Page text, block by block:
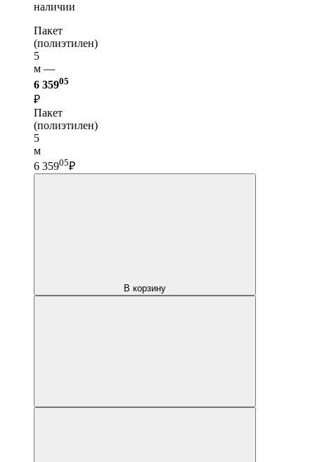
наличии
Пакет
(полиэтилен)
5
м —
6 35905
₽
Пакет
(полиэтилен)
5
м
6 35905₽
В корзину